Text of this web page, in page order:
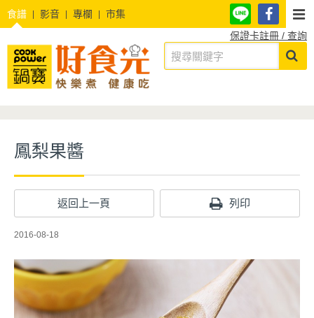
食譜 影音 專欄
市集
保證卡註冊 / 查詢
鳳梨果醬
返回上一頁 列印
2016-08-18